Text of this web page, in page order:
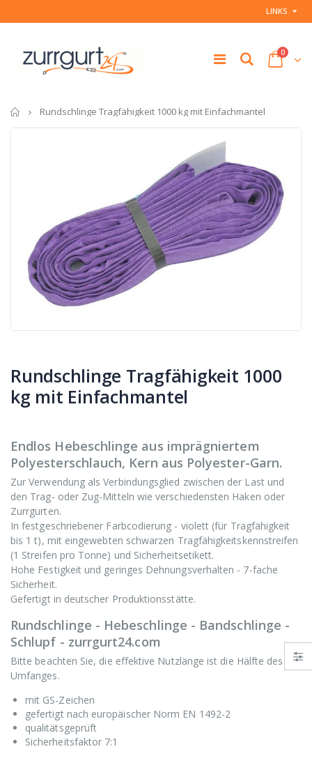
LINKS
0
Startseite
Rundschlinge Tragfähigkeit 1000 kg mit Einfachmantel
Rundschlinge Tragfähigkeit 1000
kg mit Einfachmantel
Endlos Hebeschlinge aus imprägniertem
Polyesterschlauch, Kern aus Polyester-Garn.
Zur Verwendung als Verbindungsglied zwischen der Last und
den Trag- oder Zug-Mitteln wie verschiedensten Haken oder
Zurrgurten.
In festgeschriebener Farbcodierung - violett (für Tragfähigkeit
bis 1 t), mit eingewebten schwarzen Tragfähigkeitskennstreifen
(1 Streifen pro Tonne) und Sicherheitsetikett.
Hohe Festigkeit und geringes Dehnungsverhalten - 7-fache
Sicherheit.
Gefertigt in deutscher Produktionsstätte.
Rundschlinge - Hebeschlinge - Bandschlinge -
Schlupf - zurrgurt24.com
Bitte beachten Sie, die effektive Nutzlänge ist die Hälfte des
Umfanges.
mit GS-Zeichen
gefertigt nach europäischer Norm EN 1492-2
qualitätsgeprüft
Sicherheitsfaktor 7:1